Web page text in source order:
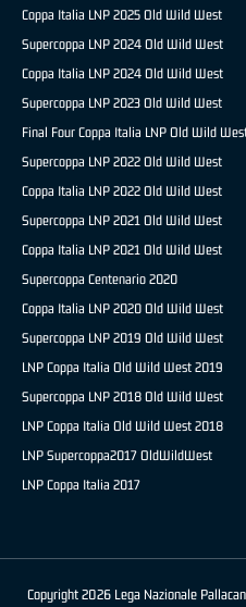
Coppa Italia LNP 2025 Old Wild West
Supercoppa LNP 2024 Old Wild West
Coppa Italia LNP 2024 Old Wild West
Supercoppa LNP 2023 Old Wild West
Final Four Coppa Italia LNP Old Wild
Supercoppa LNP 2022 Old Wild West
Coppa Italia LNP 2022 Old Wild West
Supercoppa LNP 2021 Old Wild West
Coppa Italia LNP 2021 Old Wild West
Supercoppa Centenario 2020
Coppa Italia LNP 2020 Old Wild West
Supercoppa LNP 2019 Old Wild West
LNP Coppa Italia Old Wild West 2019
Supercoppa LNP 2018 Old Wild West
LNP Coppa Italia Old Wild West 2018
LNP Supercoppa2017 OldWildWest
LNP Coppa Italia 2017
Copyright 2026 Lega Nazionale